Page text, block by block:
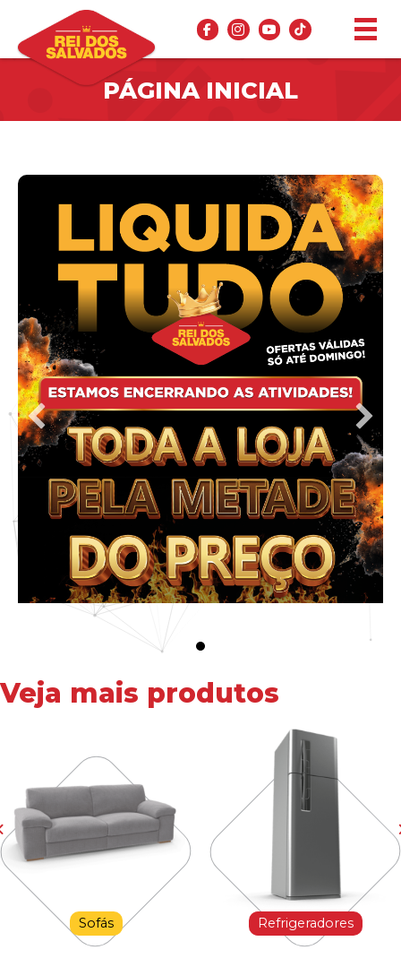
PÁGINA INICIAL
Veja mais produtos
Sofás Refrigeradores